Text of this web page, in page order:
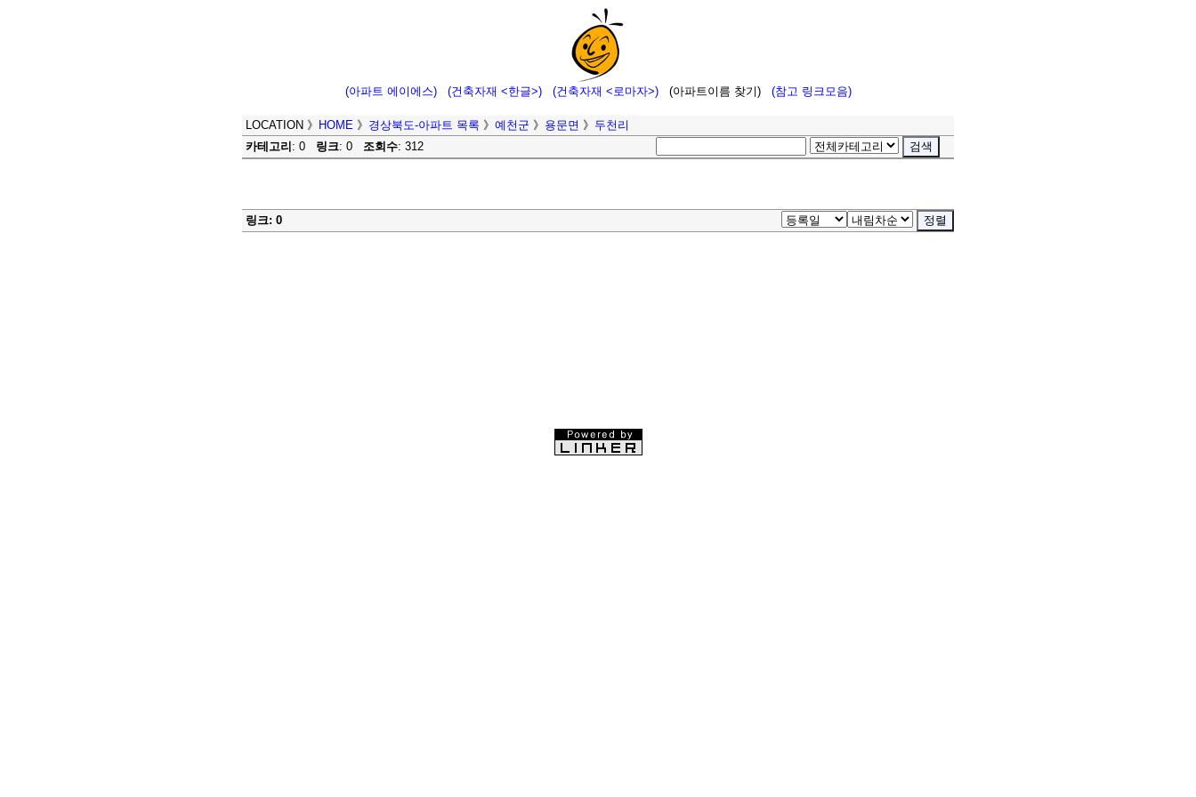
(아파트 에이에스) (건축자재 <한글>) (건축자재 <로마자>) (아파트이름 찾기) (참고 링크모음)
LOCATION 》 HOME 》 경상북도-아파트 목록 》 예천군 》 용문면 》 두천리
카테고리 : 0 링크: 0 조회수: 312
링크: 0